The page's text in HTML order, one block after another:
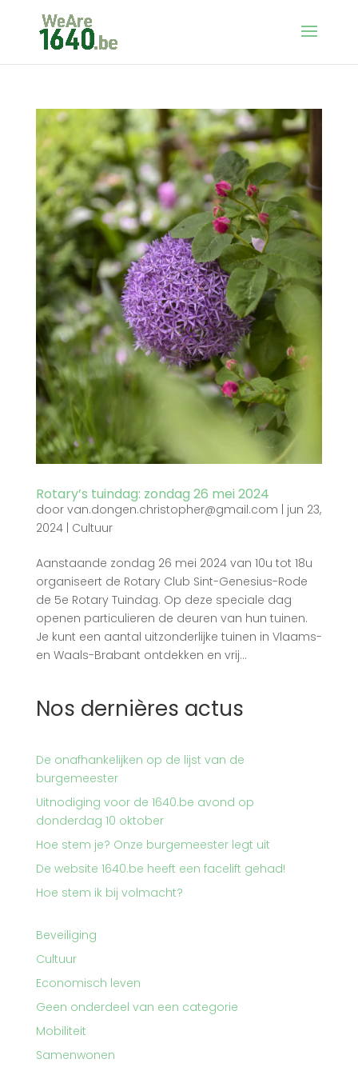
Rotary’s tuindag: zondag 26 mei 2024
door van.dongen.christopher@gmail.com | jun 23,
2024| Cultuur
Aanstaande zondag 26 mei 2024 van 10u tot 18u
organiseert de Rotary Club Sint-Genesius-Rode
de 5e Rotary Tuindag. Op deze speciale dag
openen particulieren de deuren van hun tuinen.
Je kunt een aantal uitzonderlijke tuinen in Vlaams-
en Waals-Brabant ontdekken en vrij...
Nos dernières actus
De onafhankelijken op de lijst van de
burgemeester
Uitnodiging voor de 1640.be avond op
donderdag 10 oktober
Hoe stem je? Onze burgemeester legt uit
De website 1640.be heeft een facelift gehad!
Hoe stem ik bij volmacht?
Beveiliging
Cultuur
Economisch leven
Geen onderdeel van een categorie
Mobiliteit
Samenwonen